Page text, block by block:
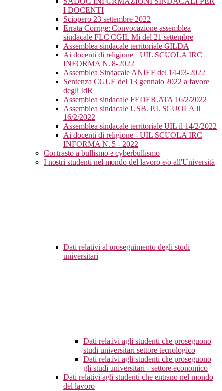
I DOCENTI
Sciopero 23 settembre 2022
Errata Corrige: Convocazione assemblea
sindacale FLC CGIL Mi del 21 settembre
Assemblea sindacale territoriale GILDA
Ai docenti di religione - UIL SCUOLA IRC
INFORMA N. 8-2022
Assemblea Sindacale ANIEF del 14-03-2022
Sentenza CGUE del 13 gennaio 2022 a favore
degli IdR
Assemblea sindacale FEDER.ATA 16/2/2022
Assemblea sindacale USB. P.I. SCUOLA il
16/2/2022
Assemblea sindacale territoriale UIL il 14/2/2022
Ai docenti di religione - UIL SCUOLA IRC
INFORMA N. 5 - 2022
Contrasto a bullismo e cyberbullismo
I nostri studenti nel mondo del lavoro e/o all'Università
Dati relativi al proseguimento degli studi
universitari
Dati relativi agli studenti che proseguono
studi universitari settore tecnologico
Dati relativi agli studenti che proseguono
gli studi universitari - settore economico
Dati relativi agli studenti che entrano nel mondo
del lavoro